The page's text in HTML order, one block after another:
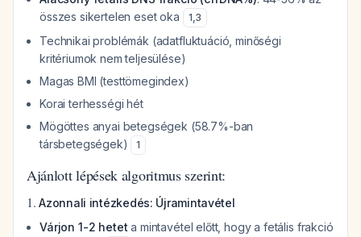
összes sikertelen eset oka
1,3
Technikai problémák (adatfluktuáció, minőségi
kritériumok nem teljesülése)
Magas BMI (testtömegindex)
Korai terhességi hét
Mögöttes anyai betegségek (58.7%-ban
társbetegségek)
1
Ajánlott lépések algoritmus szerint:
1.Azonnali intézkedés: Újramintavétel
Várjon 1-2 hetet a mintavétel előtt, hogy a fetális frakció